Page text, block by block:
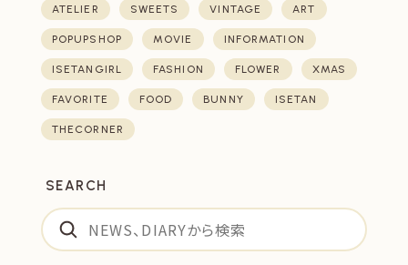
ATELIER SWEETS VINTAGE ART
POPUPSHOP MOVIE INFORMATION
ISETANGIRL FASHION FLOWER XMAS
FAVORITE FOOD BUNNY ISETAN
THECORNER
SEARCH